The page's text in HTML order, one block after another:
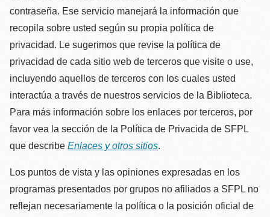
contraseña. Ese servicio manejará la información que
recopila sobre usted según su propia política de
privacidad. Le sugerimos que revise la política de
privacidad de cada sitio web de terceros que visite o use,
incluyendo aquellos de terceros con los cuales usted
interactúa a través de nuestros servicios de la Biblioteca.
Para más información sobre los enlaces por terceros, por
favor vea la sección de la Política de Privacida de SFPL
que describe Enlaces y otros sitios.
Los puntos de vista y las opiniones expresadas en los
programas presentados por grupos no afiliados a SFPL no
reflejan necesariamente la política o la posición oficial de